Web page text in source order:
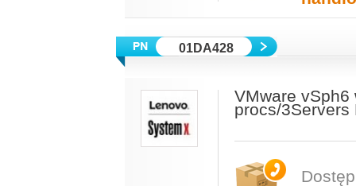
01DA428
VMware vSph6
procs/3Servers